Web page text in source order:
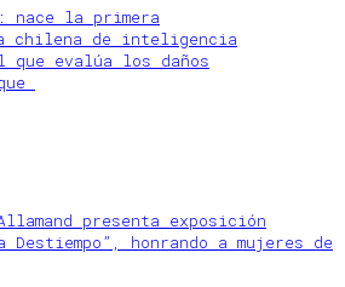
nace la primera
chilena de inteligencia
evalúa los daños
presenta exposición
Destiempo”, honrando a mujeres de